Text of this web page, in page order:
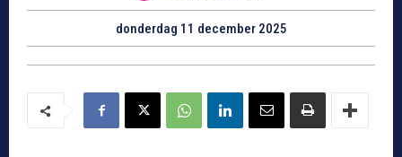
donderdag 11 december 2025